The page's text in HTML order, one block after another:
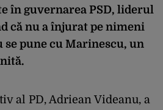
în guvernarea PSD, liderul
că nu a înjurat pe nimeni
se pune cu Marinescu, un
al PD, Adriean Videanu, a